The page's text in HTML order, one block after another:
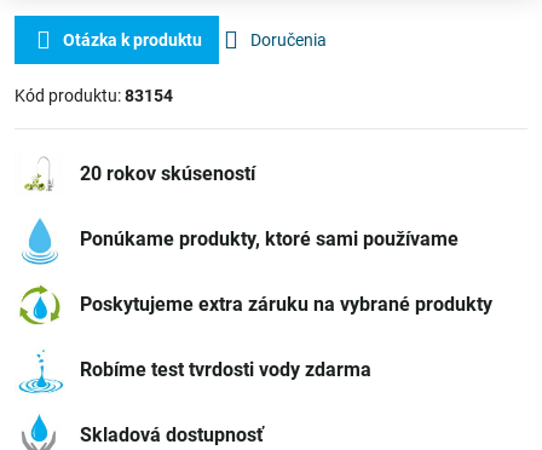
Otázka k produktu Doručenia
Kód produktu:83154
20 rokov skúseností
Ponúkame produkty, ktoré sami používame
Poskytujeme extra záruku na vybrané produkty
Robíme test tvrdosti vody zdarma
Skladová dostupnosť